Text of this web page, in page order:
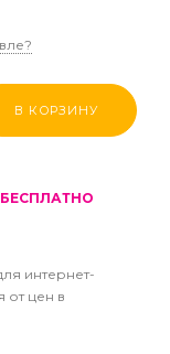
В КОРЗИНУ
БЕСПЛАТНО
интернет-
от цен в